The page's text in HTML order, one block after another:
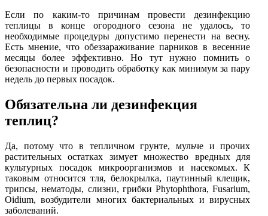
Если по каким-то причинам провести дезинфекцию
теплицы в конце огородного сезона не удалось, то
необходимые процедуры допустимо перенести на весну.
Есть мнение, что обеззараживание парников в весенние
месяцы более эффективно. Но тут нужно помнить о
безопасности и проводить обработку как минимум за пару
недель до первых посадок.
Обязательна ли дезинфекция
теплиц?
Да, потому что в тепличном грунте, мульче и прочих
растительных остатках зимует множество вредных для
культурных посадок микроорганизмов и насекомых. К
таковым относится тля, белокрылка, паутинный клещик,
трипсы, нематоды, слизни, грибки Phytophthora, Fusarium,
Oidium, возбудители многих бактериальных и вирусных
заболеваний.